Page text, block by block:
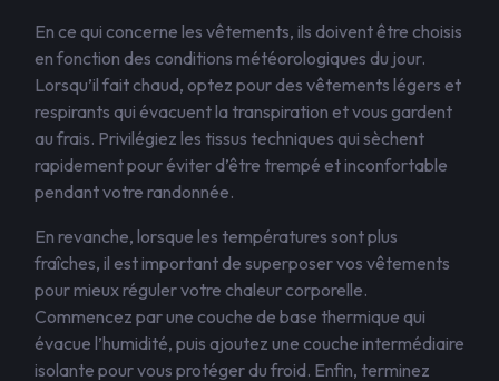
En ce qui concerne les vêtements, ils doivent être choisis
en fonction des conditions météorologiques du jour.
Lorsqu’il fait chaud, optez pour des vêtements légers et
respirants qui évacuent la transpiration et vous gardent
au frais. Privilégiez les tissus techniques qui sèchent
rapidement pour éviter d’être trempé et inconfortable
pendant votre randonnée.
En revanche, lorsque les températures sont plus
fraîches, il est important de superposer vos vêtements
pour mieux réguler votre chaleur corporelle.
Commencez par une couche de base thermique qui
évacue l’humidité, puis ajoutez une couche intermédiaire
isolante pour vous protéger du froid. Enfin, terminez